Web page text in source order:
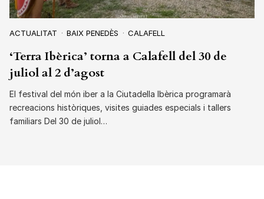
ACTUALITAT BAIX PENEDÈS CALAFELL
‘Terra Ibèrica’ torna a Calafell del 30 de
juliol al 2 d’agost
El festival del món iber a la Ciutadella Ibèrica programarà
recreacions històriques, visites guiades especials i tallers
familiars Del 30 de juliol…